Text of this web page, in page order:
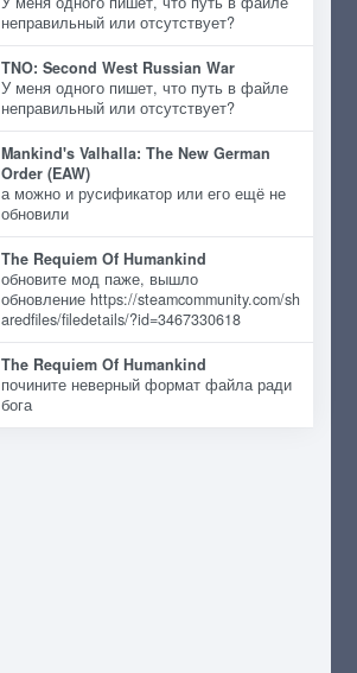
неправильный или отсутствует?
TNO: Second West Russian War
У меня одного пишет, что путь в файле
неправильный или отсутствует?
Mankind's Valhalla: The New German
Order (EAW)
а можно и русификатор или его ещё не
обновили
The Requiem Of Humankind
обновите мод паже, вышло
обновление https://steamcommunity.com/sh
aredfiles/filedetails/?id=3467330618
The Requiem Of Humankind
почините неверный формат файла ради
бога